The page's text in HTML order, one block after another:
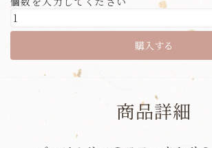
商品詳細